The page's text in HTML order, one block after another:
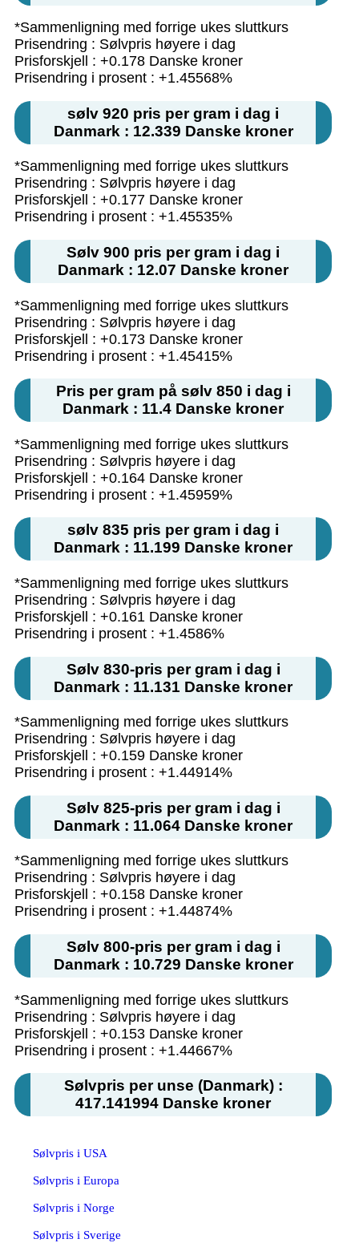
*Sammenligning med forrige ukes sluttkurs
Prisendring : Sølvpris høyere i dag
Prisforskjell : +0.178 Danske kroner
Prisendring i prosent : +1.45568%
sølv 920 pris per gram i dag i
Danmark : 12.339 Danske kroner
*Sammenligning med forrige ukes sluttkurs
Prisendring : Sølvpris høyere i dag
Prisforskjell : +0.177 Danske kroner
Prisendring i prosent : +1.45535%
Sølv 900 pris per gram i dag i
Danmark : 12.07 Danske kroner
*Sammenligning med forrige ukes sluttkurs
Prisendring : Sølvpris høyere i dag
Prisforskjell : +0.173 Danske kroner
Prisendring i prosent : +1.45415%
Pris per gram på sølv 850 i dag i
Danmark : 11.4 Danske kroner
*Sammenligning med forrige ukes sluttkurs
Prisendring : Sølvpris høyere i dag
Prisforskjell : +0.164 Danske kroner
Prisendring i prosent : +1.45959%
sølv 835 pris per gram i dag i
Danmark : 11.199 Danske kroner
*Sammenligning med forrige ukes sluttkurs
Prisendring : Sølvpris høyere i dag
Prisforskjell : +0.161 Danske kroner
Prisendring i prosent : +1.4586%
Sølv 830-pris per gram i dag i
Danmark : 11.131 Danske kroner
*Sammenligning med forrige ukes sluttkurs
Prisendring : Sølvpris høyere i dag
Prisforskjell : +0.159 Danske kroner
Prisendring i prosent : +1.44914%
Sølv 825-pris per gram i dag i
Danmark : 11.064 Danske kroner
*Sammenligning med forrige ukes sluttkurs
Prisendring : Sølvpris høyere i dag
Prisforskjell : +0.158 Danske kroner
Prisendring i prosent : +1.44874%
Sølv 800-pris per gram i dag i
Danmark : 10.729 Danske kroner
*Sammenligning med forrige ukes sluttkurs
Prisendring : Sølvpris høyere i dag
Prisforskjell : +0.153 Danske kroner
Prisendring i prosent : +1.44667%
Sølvpris per unse (Danmark) :
417.141994 Danske kroner
Sølvpris i USA
Sølvpris i Europa
Sølvpris i Norge
Sølvpris i Sverige